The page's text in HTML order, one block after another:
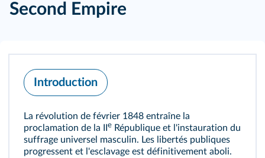
Second Empire
Introduction
La révolution de février 1848 entraîne la
proclamation de la II e République et l'instauration du
suffrage universel masculin. Les libertés publiques
progressent et l'esclavage est définitivement aboli.